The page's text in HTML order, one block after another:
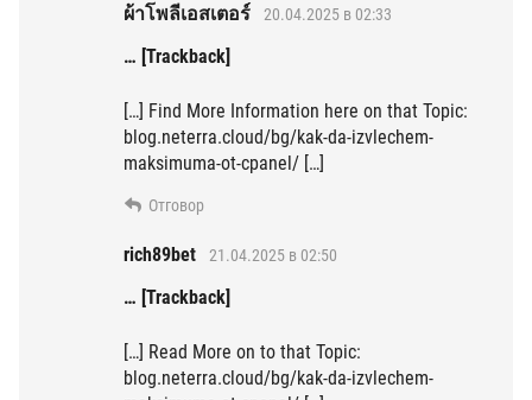
ผ้าโพลีเอสเตอร์ 20.04.2025 в 02:33
… [Trackback]
[…] Find More Information here on that Topic:
blog.neterra.cloud/bg/kak-da-izvlechem-
maksimuma-ot-cpanel/ […]
Отговор
rich89bet 21.04.2025 в 02:50
… [Trackback]
[…] Read More on to that Topic:
blog.neterra.cloud/bg/kak-da-izvlechem-